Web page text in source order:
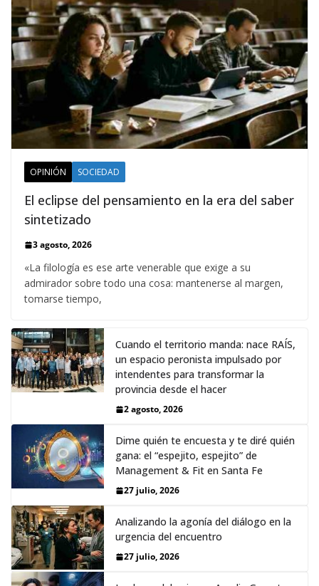
OPINIÓN SOCIEDAD
El eclipse del pensamiento en la era del saber
sintetizado
3 agosto, 2026
«La filología es ese arte venerable que exige a su
admirador sobre todo una cosa: mantenerse al margen,
tomarse tiempo,
Cuando el territorio manda: nace RAÍS,
un espacio peronista impulsado por
intendentes para transformar la
provincia desde el hacer
2 agosto, 2026
Dime quién te encuesta y te diré quién
gana: el “espejito, espejito” de
Management & Fit en Santa Fe
27 julio, 2026
Analizando la agonía del diálogo en la
urgencia del encuentro
27 julio, 2026